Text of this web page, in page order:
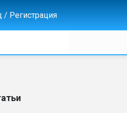
/ Регистрация